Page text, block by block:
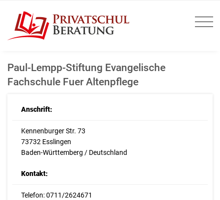
Paul-Lempp-Stiftung Evangelische
Fachschule Fuer Altenpflege
Anschrift:
Kennenburger Str. 73
73732 Esslingen
Baden-Württemberg / Deutschland
Kontakt:
Telefon: 0711/2624671